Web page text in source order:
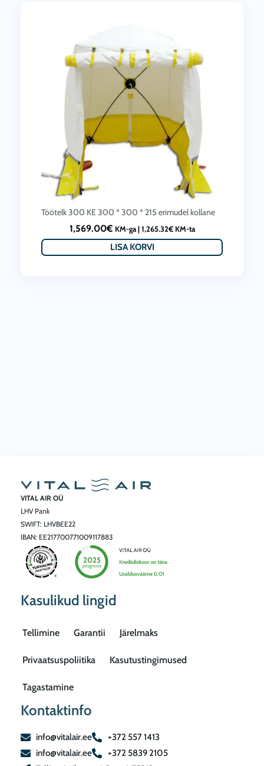
Töötelk 300 KE 300 * 300 * 215 erimudel kollane
1,569.00€ KM-ga | 1,265.32€KM-ta
LISA KORVI
VITAL AIR OÜ
LHV Pank
SWIFT: LHVBEE22
IBAN: EE217700771009117883
Kasulikud lingid
Tellimine Garantii Järelmaks
Privaatsuspoliitika Kasutustingimused
Tagastamine
Kontaktinfo
info@vitalair.ee
+372 557 1413
info@vitalair.ee
+372 5839 2105